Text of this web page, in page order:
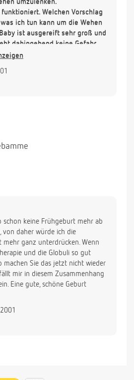
umzulenken.
Welchen Vorschlag
ich tun kann um die Wehen
ist ausgereift sehr groß und
dahingehend keine Gefahr
kommen.
schon keine Frühgeburt mehr ab
von daher würde ich die
mehr ganz unterdrücken. Wenn
und die Globuli so gut
machen Sie das jetzt nicht wieder
mir in diesem Zusammenhang
Eine gute, schöne Geburt